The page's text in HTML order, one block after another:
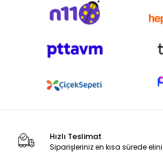
Hızlı Teslimat
Siparişleriniz en kısa sürede